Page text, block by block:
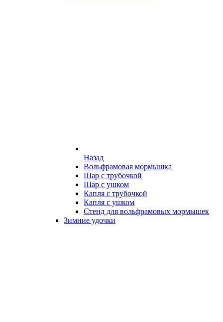
Назад
Вольфрамовая мормышка
Шар с трубочкой
Шар с ушком
Капля с трубочкой
Капля с ушком
Стенд для вольфрамовых мормышек
Зимние удочки